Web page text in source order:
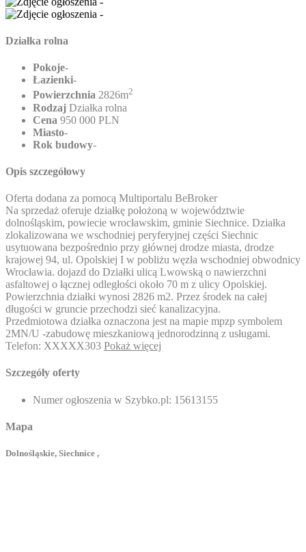
Działka rolna
Pokoje-
Łazienki-
Powierzchnia 2826m2
Rodzaj Działka rolna
Cena 950 000 PLN
Miasto-
Rok budowy-
Opis szczegółowy
Oferta dodana za pomocą Multiportalu BeBroker
Na sprzedaż oferuje działkę położoną w województwie
dolnośląskim, powiecie wrocławskim, gminie Siechnice. Działka
zlokalizowana we wschodniej peryferyjnej części Siechnic
usytuowana bezpośrednio przy głównej drodze miasta, drodze
krajowej 94, ul. Opolskiej I w pobliżu węzła wschodniej obwodnicy
Wrocławia. dojazd do Działki ulicą Lwowską o nawierzchni
asfaltowej o łącznej odległości około 70 m z ulicy Opolskiej.
Powierzchnia działki wynosi 2826 m2. Przez środek na całej
długości w gruncie przechodzi sieć kanalizacyjna.
Przedmiotowa działka oznaczona jest na mapie mpzp symbolem
2MN/U -zabudowę mieszkaniową jednorodzinną z usługami.
Telefon: XXXXX303 Pokaż więcej
Szczegóły oferty
Numer ogłoszenia w Szybko.pl: 15613155
Mapa
Dolnośląskie, Siechnice ,